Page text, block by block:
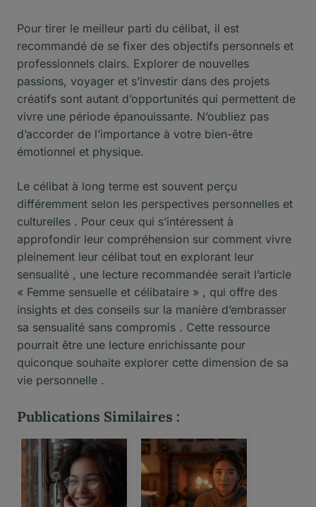
Pour tirer le meilleur parti du célibat, il est
recommandé de se fixer des objectifs personnels et
professionnels clairs. Explorer de nouvelles
passions, voyager et s’investir dans des projets
créatifs sont autant d’opportunités qui permettent de
vivre une période épanouissante. N’oubliez pas
d’accorder de l’importance à votre bien-être
émotionnel et physique.
Le célibat à long terme est souvent perçu
différemment selon les perspectives personnelles et
culturelles . Pour ceux qui s’intéressent à
approfondir leur compréhension sur comment vivre
pleinement leur célibat tout en explorant leur
sensualité , une lecture recommandée serait l’article
« Femme sensuelle et célibataire » , qui offre des
insights et des conseils sur la manière d’embrasser
sa sensualité sans compromis . Cette ressource
pourrait être une lecture enrichissante pour
quiconque souhaite explorer cette dimension de sa
vie personnelle .
Publications Similaires :